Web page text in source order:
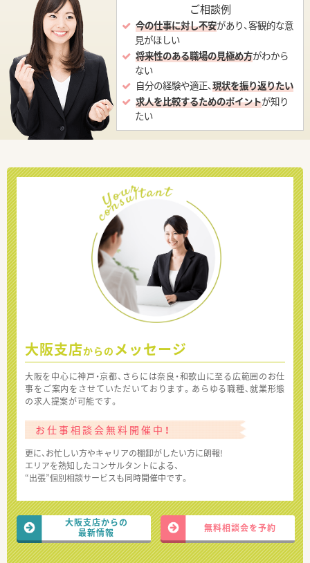
ご相談例
今の仕事に対し不安があり、客観的な意
見がほしい
将来性のある職場の見極め方がわから
ない
自分の経験や適正、現状を振り返りたい
求人を比較するためのポイントが知り
たい
大阪支店からの メッセージ
大阪を中心に神戸・京都、さらには奈良・和歌山に至る広範囲のお仕
事をご案内をさせていただいております。あらゆる職種、就業形態
の求人提案が可能です。
お仕事相談会無料開催中！
更に、お忙しい方やキャリアの棚卸がしたい方に朗報!
エリアを熟知したコンサルタントによる、
“出張”個別相談サービスも同時開催中です。
大阪支店からの
最新情報
無料相談会を予約